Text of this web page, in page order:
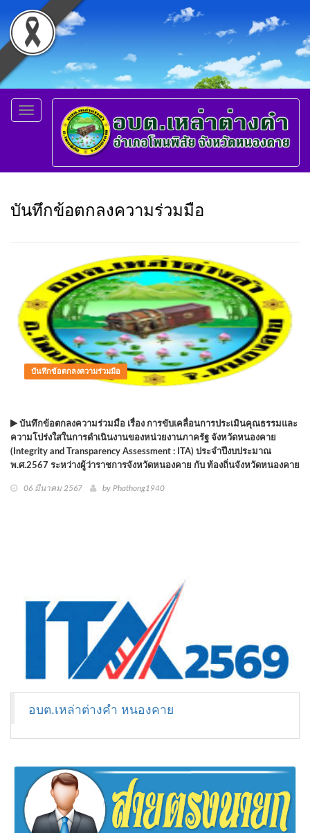
Toggle
navigation
บันทึกข้อตกลงความร่วมมือ
บันทึกข้อตกลงความร่วมมือ
บันทึกข้อตกลงความร่วมมือ เรื่อง การขับเคลื่อนการประเมินคุณธรรมและ
ความโปร่งใสในการดำเนินงานของหน่วยงานภาครัฐ จังหวัดหนองคาย
(Integrity and Transparency Assessment : ITA) ประจำปีงบประมาณ
พ.ศ.2567 ระหว่างผู้ว่าราชการจังหวัดหนองคาย กับ ท้องถิ่นจังหวัดหนองคาย
06 มีนาคม 2567 by Phathong1940
อบต.เหล่าต่างคำ หนองคาย